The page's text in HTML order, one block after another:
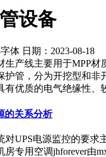
设备
日期：2023-08-18
生产线主要用于MPP
护管，分为开挖型和
有优质的电气绝缘性、
的关系分析
对UPS电源监控的要
房专用空调jhforever由